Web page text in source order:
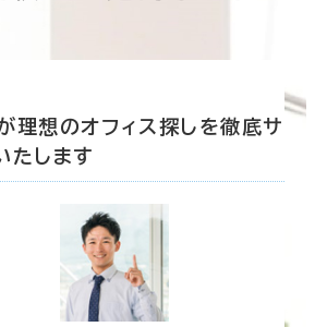
理想のオフィス探しを徹底サ
たします